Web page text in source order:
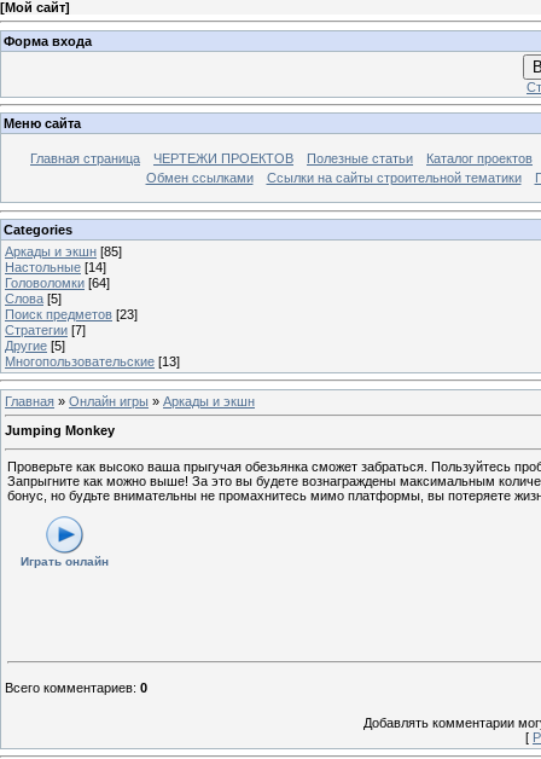
[Мой сайт]
Форма входа
Меню сайта
Главная страница ЧЕРТЕЖИ ПРОЕКТОВ Полезные статьи
Каталог проектов
Обмен ссылками
Ссылки на сайты строительной тематики
Categories
Аркады и экшн [85]
Настольные [14]
Головоломки [64]
Слова [5]
Поиск предметов [23]
Стратегии [7]
Другие [5]
Многопользовательские [13]
Главная » Онлайн игры » Аркады и экшн
Jumping Monkey
Проверьте как высоко ваша прыгучая обезьянка сможет забраться. Пользуйтесь
Запрыгните как можно выше! За это вы будете вознаграждены максимальным
бонус, но будьте внимательны не промахнитесь мимо платформы, вы потеряете
Играть онлайн
Всего комментариев: 0
Добавлять комментарии
[